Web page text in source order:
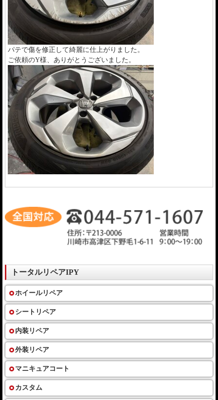
パテで傷を修正して綺麗に仕上がりました。
ご依頼のY様、ありがとうございました。
トータルリペアIPY
ホイールリペア
シートリペア
内装リペア
外装リペア
マニキュアコート
カスタム